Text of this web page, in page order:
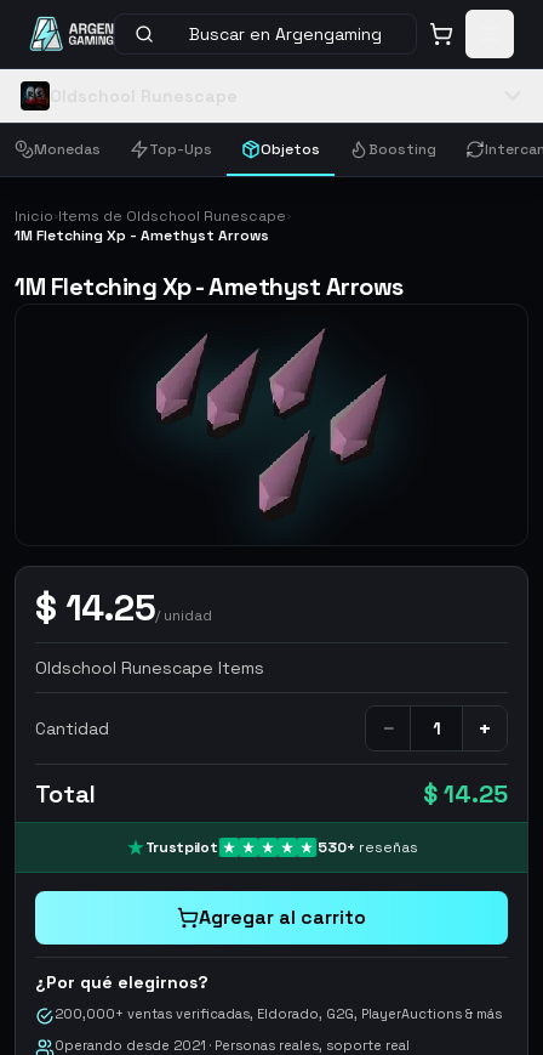
Buscar en Argengaming
Monedas Top-Ups Objetos Boosting
Inicio›Items de Oldschool Runescape›
1M Fletching Xp - Amethyst Arrows
1M Fletching Xp - Amethyst Arrows
$ 14.25/unidad
Oldschool Runescape Items
Cantidad − +
Total $ 14.25
Trustpilot 530+ reseñas
Agregar al carrito
¿Por qué elegirnos?
200,000+ ventas verificadas, Eldorado, G2G, PlayerAuctions & más
Operando desde 2021 · Personas reales, soporte real